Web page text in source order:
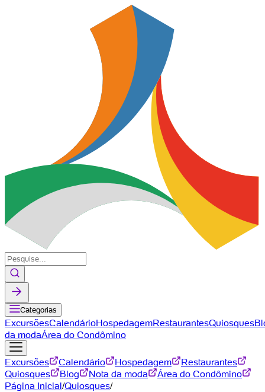
Categorias
ExcursõesCalendárioHospedagemRestaurantesQuiosques
da modaÁrea do Condômino
Excursões Calendário Hospedagem
Restaurantes
Quiosques
Blog Nota da moda
Área do Condômino
Página Inicial/Quiosques/